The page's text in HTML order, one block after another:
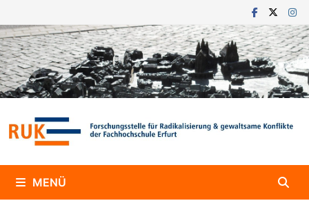
Inhalt
springen
MENÜ